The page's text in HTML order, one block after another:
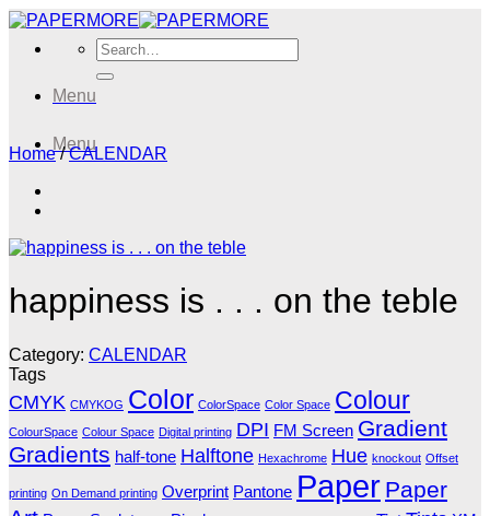
Skip
content
Search
for:
Menu
Menu
Home / CALENDAR
happiness is . . . on the teble
Category: CALENDAR
Tags
CMYK CMYKOG Color ColorSpace Color Space Colour
ColourSpace Colour Space Digital printing DPI FM Screen Gradient
Gradients half-tone Halftone Hexachrome Hue knockout Offset
printing On Demand printing Overprint Pantone Paper Paper